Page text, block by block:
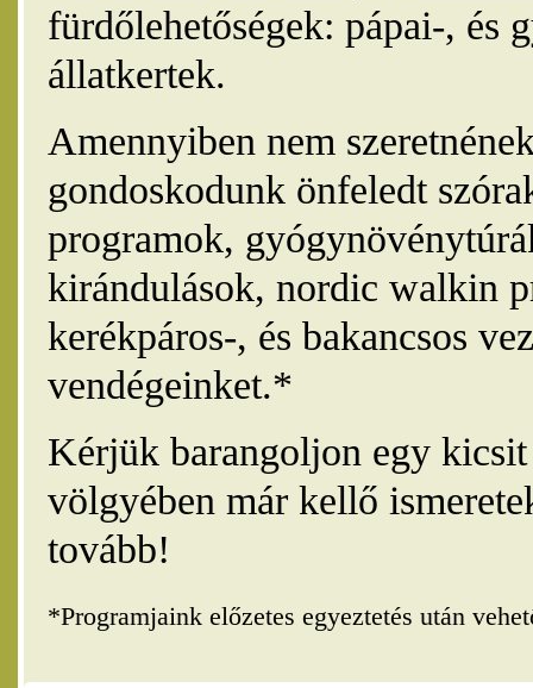
fürdőlehetőségek: pápai-, és
állatkertek.
Amennyiben nem
gondoskodunk önfeledt
programok,
kirándulások, nordic walkin
kerékpáros-, és bakancsos
vendégeinket.*
Kérjük barangoljon egy
völgyében már kellő
tovább!
*Programjaink előzetes egyeztetés után